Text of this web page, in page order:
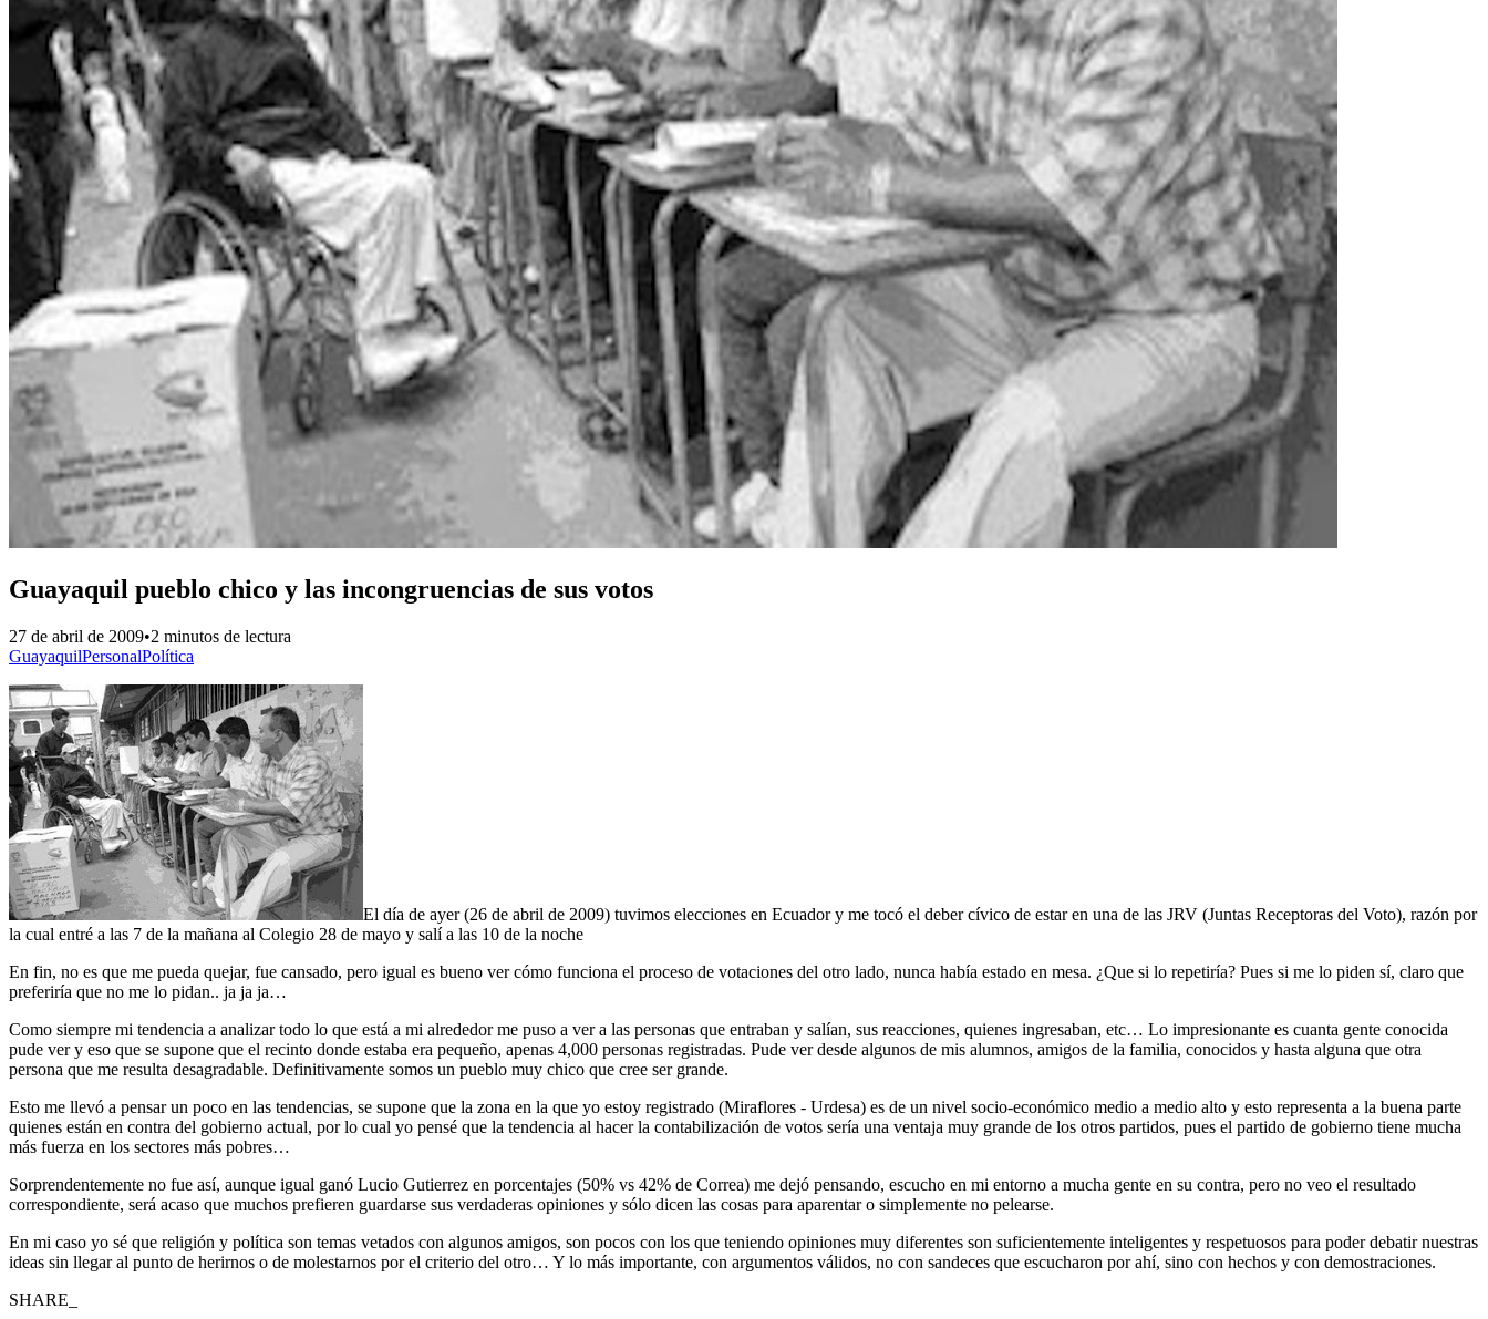
Guayaquil pueblo chico y las incongruencias de sus votos
27 de abril de 2009•2 minutos de lectura
GuayaquilPersonalPolítica
El día de ayer (26 de abril de 2009) tuvimos elecciones en Ecuador y me tocó el deber cívico de estar en una de las JRV (Juntas Receptoras del Voto), razón por
la cual entré a las 7 de la mañana al Colegio 28 de mayo y salí a las 10 de la noche
En fin, no es que me pueda quejar, fue cansado, pero igual es bueno ver cómo funciona el proceso de votaciones del otro lado, nunca había estado en mesa. ¿Que si lo repetiría? Pues si me lo piden sí, claro que
preferiría que no me lo pidan.. ja ja ja…
Como siempre mi tendencia a analizar todo lo que está a mi alrededor me puso a ver a las personas que entraban y salían, sus reacciones, quienes ingresaban, etc… Lo impresionante es cuanta gente conocida
pude ver y eso que se supone que el recinto donde estaba era pequeño, apenas 4,000 personas registradas. Pude ver desde algunos de mis alumnos, amigos de la familia, conocidos y hasta alguna que otra
persona que me resulta desagradable. Definitivamente somos un pueblo muy chico que cree ser grande.
Esto me llevó a pensar un poco en las tendencias, se supone que la zona en la que yo estoy registrado (Miraflores - Urdesa) es de un nivel socio-económico medio a medio alto y esto representa a la buena parte
quienes están en contra del gobierno actual, por lo cual yo pensé que la tendencia al hacer la contabilización de votos sería una ventaja muy grande de los otros partidos, pues el partido de gobierno tiene mucha
más fuerza en los sectores más pobres…
Sorprendentemente no fue así, aunque igual ganó Lucio Gutierrez en porcentajes (50% vs 42% de Correa) me dejó pensando, escucho en mi entorno a mucha gente en su contra, pero no veo el resultado
correspondiente, será acaso que muchos prefieren guardarse sus verdaderas opiniones y sólo dicen las cosas para aparentar o simplemente no pelearse.
En mi caso yo sé que religión y política son temas vetados con algunos amigos, son pocos con los que teniendo opiniones muy diferentes son suficientemente inteligentes y respetuosos para poder debatir nuestras
ideas sin llegar al punto de herirnos o de molestarnos por el criterio del otro… Y lo más importante, con argumentos válidos, no con sandeces que escucharon por ahí, sino con hechos y con demostraciones.
SHARE_